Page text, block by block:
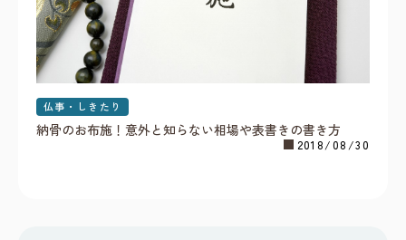
仏事・しきたり
2018/08/30
納骨のお布施！意外と知らない相場や表書きの書き方